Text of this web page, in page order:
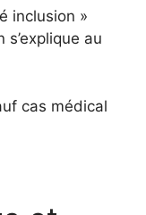
inclusion »
au
cas médical